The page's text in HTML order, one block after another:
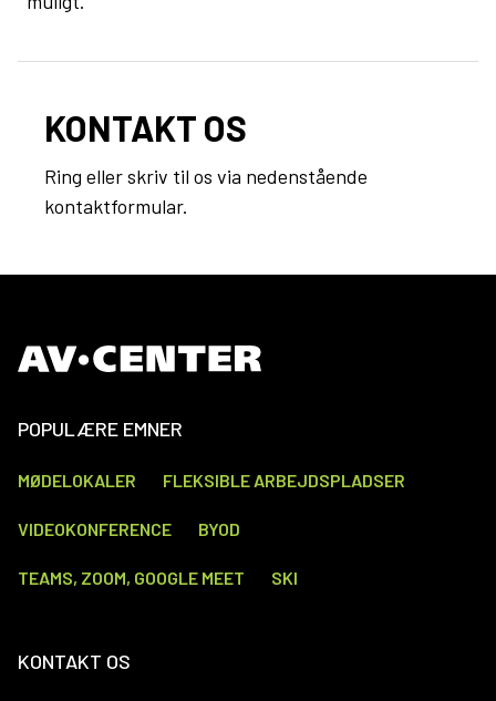
KONTAKT OS
Ring eller skriv til os via nedenstående
kontaktformular.
POPULÆRE EMNER
MØDELOKALER FLEKSIBLE ARBEJDSPLADSER
VIDEOKONFERENCE BYOD
TEAMS, ZOOM, GOOGLE MEET SKI
KONTAKT OS